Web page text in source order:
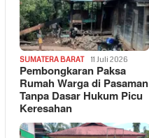
SUMATERA BARAT 11 Juli 2026
Pembongkaran Paksa
Rumah Warga di Pasaman
Tanpa Dasar Hukum Picu
Keresahan